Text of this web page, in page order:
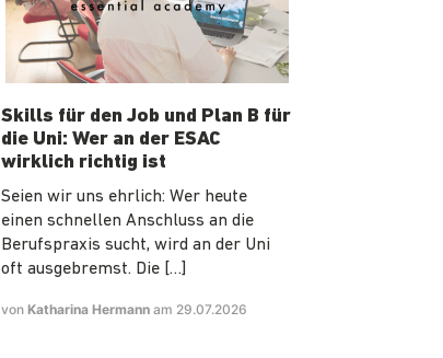
Skills für den Job und Plan B für
die Uni: Wer an der ESAC
wirklich richtig ist
Seien wir uns ehrlich: Wer heute
einen schnellen Anschluss an die
Berufspraxis sucht, wird an der Uni
oft ausgebremst. Die […]
vonKatharina Hermannam 29.07.2026